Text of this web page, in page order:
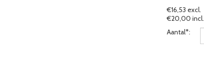
€16,53 excl.
€20,00 incl.
Aantal*: